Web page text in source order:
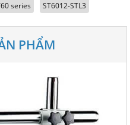
series ST6012-STL3
PHẨM